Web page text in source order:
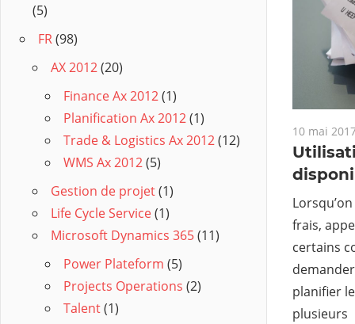
10 mai
frais,
certains
planifier
plusieurs
(5)
FR(98)
AX 2012(20)
Finance Ax 2012(1)
Planification Ax 2012(1)
Trade & Logistics Ax 2012(12)
WMS Ax 2012(5)
Gestion de projet(1)
Life Cycle Service(1)
Microsoft Dynamics 365(11)
Power Plateform (5)
Projects Operations (2)
Talent(1)